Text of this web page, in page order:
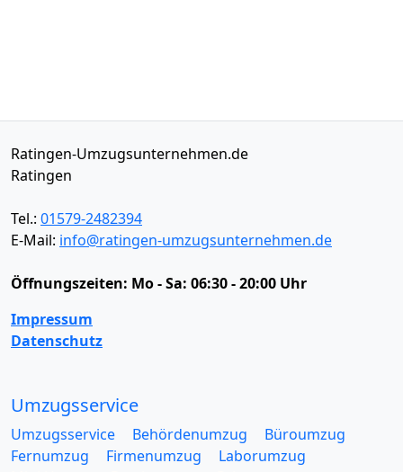
Ratingen-Umzugsunternehmen.de
Ratingen
Tel.: 01579-2482394
E-Mail: info@ratingen-umzugsunternehmen.de
Öffnungszeiten: Mo - Sa: 06:30 - 20:00 Uhr
Impressum
Datenschutz
Umzugsservice
Umzugsservice Behördenumzug
Büroumzug
Fernumzug
Firmenumzug
Laborumzug